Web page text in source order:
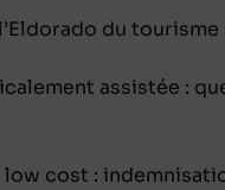
du tourisme
assistée :
cost :